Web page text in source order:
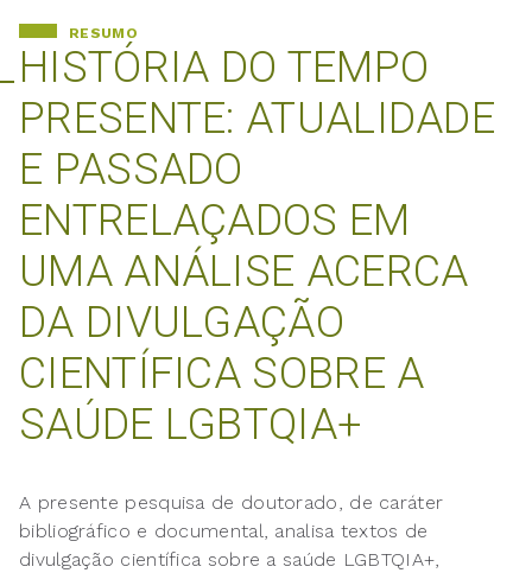
HISTÓRIA DO TEMPO
PRESENTE: ATUALIDADE
E PASSADO
ENTRELAÇADOS EM
UMA ANÁLISE ACERCA
DA DIVULGAÇÃO
CIENTÍFICA SOBRE A
SAÚDE LGBTQIA+
RESUMO
A presente pesquisa de doutorado, de caráter
bibliográfico e documental, analisa textos de
divulgação científica sobre a saúde LGBTQIA+,